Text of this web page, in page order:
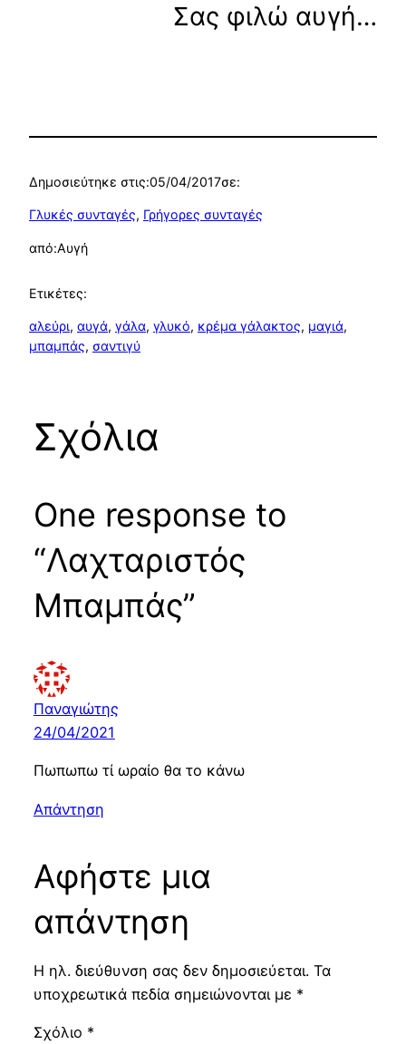
Σας φιλώ αυγή…
Δημοσιεύτηκε στις:05/04/2017σε:
Γλυκές συνταγές, Γρήγορες συνταγές
από:Αυγή
Ετικέτες:
αλεύρι, αυγά, γάλα, γλυκό, κρέμα γάλακτος, μαγιά
μπαμπάς, σαντιγύ
Σχόλια
One response to
“Λαχταριστός
Μπαμπάς”
Παναγιώτης
24/04/2021
Πωπωπω τί ωραίο θα το κάνω
Απάντηση
Αφήστε μια
απάντηση
Η ηλ. διεύθυνση σας δεν δημοσιεύεται. Τα
υποχρεωτικά πεδία σημειώνονται με *
Σχόλιο *